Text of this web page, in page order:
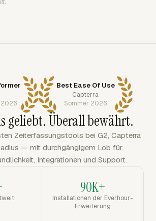
2026
Best Ease Of Use
Capterra
Sommer 2026
geliebt. Überall bewährt.
Zeiterfassungstools bei G2, Capterra
— mit durchgängigem Lob für
Integrationen und Support.
90K+
Installationen der Everhour-
Erweiterung